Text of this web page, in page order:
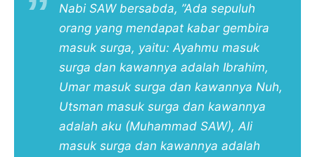
Nabi SAW bersabda, ”Ada sepuluh
orang yang mendapat kabar gembira
masuk surga, yaitu: Ayahmu masuk
surga dan kawannya adalah Ibrahim,
Umar masuk surga dan kawannya Nuh,
Utsman masuk surga dan kawannya
adalah aku (Muhammad SAW), Ali
masuk surga dan kawannya adalah